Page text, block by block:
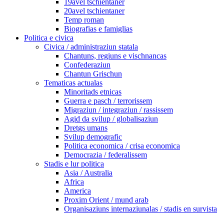
19avel tschientaner
20avel tschientaner
Temp roman
Biografias e famiglias
Politica e civica
Civica / administraziun statala
Chantuns, regiuns e vischnancas
Confederaziun
Chantun Grischun
Tematicas actualas
Minoritads etnicas
Guerra e pasch / terrorissem
Migraziun / integraziun / rassissem
Agid da svilup / globalisaziun
Dretgs umans
Svilup demografic
Politica economica / crisa economica
Democrazia / federalissem
Stadis e lur politica
Asia / Australia
Africa
America
Proxim Orient / mund arab
Organisaziuns internaziunalas / stadis en survista